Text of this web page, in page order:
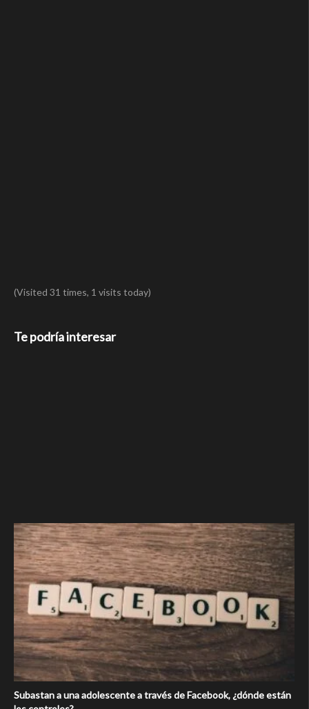
(Visited 31 times, 1 visits today)
Te podría interesar
Subastan a una adolescente a través de Facebook, ¿dónde están